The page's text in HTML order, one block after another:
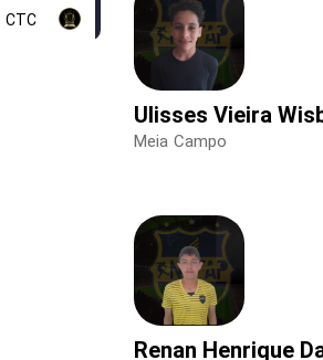
CTC
Ulisses Vieira
Meia Campo
Renan Henrique